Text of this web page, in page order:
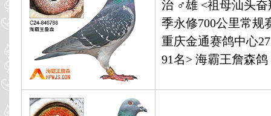
治 ♂雄 <祖母汕头
季永修700公里常规
重庆金通赛鸽中心
91名> 海霸王詹森鸽